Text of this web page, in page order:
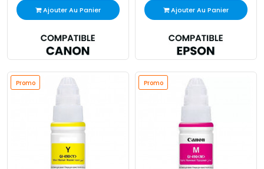
Ajouter Au Panier Ajouter Au Panier
Promo Promo